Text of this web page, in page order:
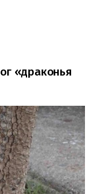
«драконья